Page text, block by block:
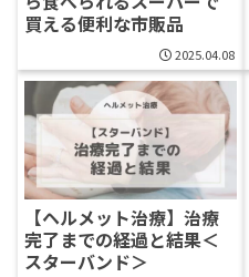
買える便利な市販品
2025.04.08
【ヘルメット治療】治療
完了までの経過と結果＜
スターバンド＞